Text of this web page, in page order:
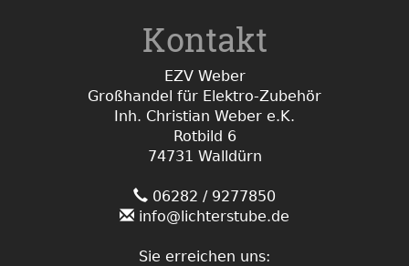
Kontakt
EZV Weber
Großhandel für Elektro-Zubehör
Inh. Christian Weber e.K.
Rotbild 6
74731 Walldürn
06282 / 9277850
info@lichterstube.de
Sie erreichen uns: